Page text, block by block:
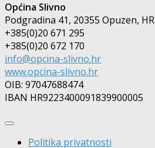
Općina Slivno
Podgradina 41, 20355 Opuzen, HR
+385(0)20 671 295
+385(0)20 672 170
info@opcina-slivno.hr
www.opcina-slivno.hr
OIB: 97047688474
IBAN HR9223400091839900005
Politika privatnosti